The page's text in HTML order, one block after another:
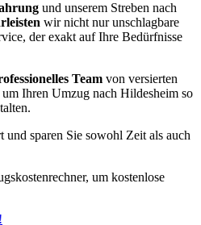
und unserem Streben nach
wir nicht nur unschlagbare
der exakt auf Ihre Bedürfnisse
Team von versierten
Ihren Umzug nach Hildesheim so
und sparen Sie sowohl Zeit als auch
um kostenlose